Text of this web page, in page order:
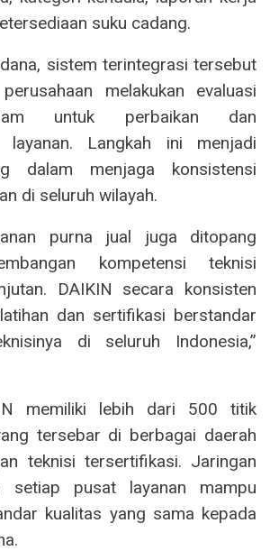
suku cadang.
sistem terintegrasi tersebut
melakukan evaluasi
untuk perbaikan dan
layanan. Langkah ini menjadi
dalam menjaga konsistensi
di seluruh wilayah.
purna jual juga ditopang
kompetensi teknisi
DAIKIN secara konsisten
dan sertifikasi berstandar
di seluruh Indonesia,”
memiliki lebih dari 500 titik
tersebar di berbagai daerah
teknisi tersertifikasi. Jaringan
setiap pusat layanan mampu
kualitas yang sama kepada